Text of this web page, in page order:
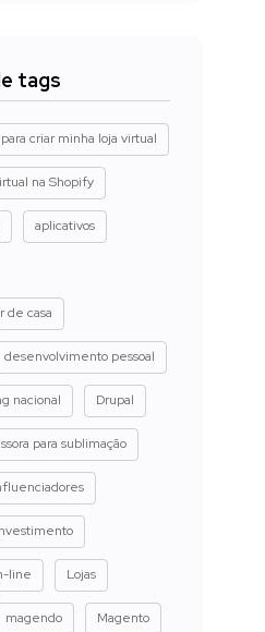
tags
criar minha loja virtual
na Shopify
aplicativos
de casa
desenvolvimento pessoal
nacional Drupal
para sublimação
line Lojas
magendo Magento